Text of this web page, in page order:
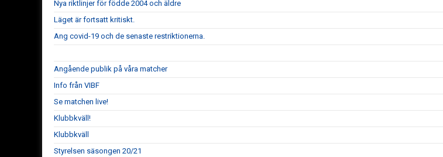
Nya riktlinjer för födde 2004 och äldre
Läget är fortsatt kritiskt.
Ang covid-19 och de senaste restriktionerna.
Angående publik på våra matcher
Info från VIBF
Se matchen live!
Klubbkväll!
Klubbkväll
Styrelsen säsongen 20/21